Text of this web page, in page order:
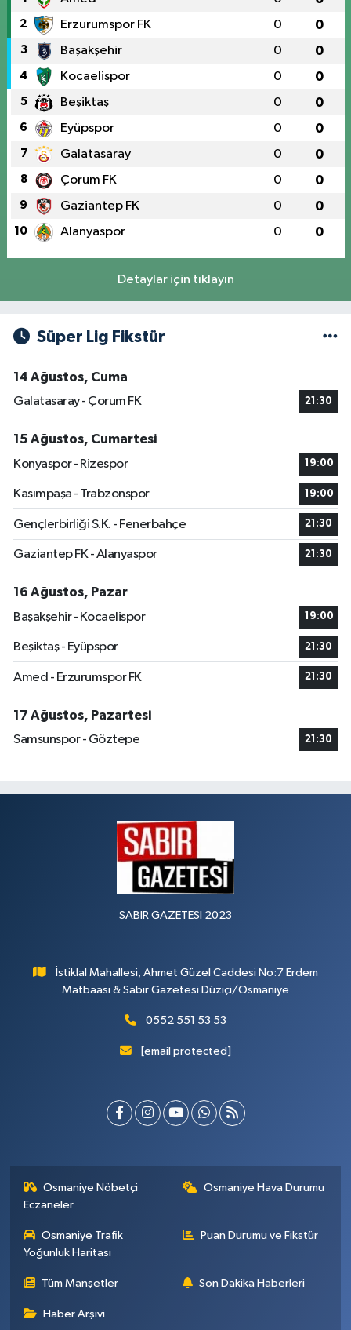
2 Erzurumspor FK 0 0
3 Başakşehir 0 0
4 Kocaelispor 0 0
5 Beşiktaş 0 0
6 Eyüpspor 0 0
7 Galatasaray 0 0
8 Çorum FK 0 0
9 Gaziantep FK 0 0
10 Alanyaspor 0 0
Detaylar için tıklayın
Süper Lig Fikstür
14 Ağustos, Cuma
Galatasaray - Çorum FK
21:30
15 Ağustos, Cumartesi
Konyaspor - Rizespor
19:00
Kasımpaşa - Trabzonspor 19:00
Gençlerbirliği S.K. - Fenerbahçe 21:30
Gaziantep FK - Alanyaspor 21:30
16 Ağustos, Pazar
Başakşehir - Kocaelispor
19:00
Beşiktaş - Eyüpspor 21:30
Amed - Erzurumspor FK 21:30
17 Ağustos, Pazartesi
Samsunspor - Göztepe
21:30
SABIR GAZETESİ 2023
İstiklal Mahallesi, Ahmet Güzel Caddesi No:7 Erdem
Matbaası & Sabır Gazetesi Düziçi/Osmaniye
0552 551 53 53
[email protected]
Osmaniye Nöbetçi
Eczaneler
Osmaniye Hava Durumu
Osmaniye Trafik
Yoğunluk Haritası
Puan Durumu ve Fikstür
Tüm Manşetler Son Dakika Haberleri
Haber Arşivi